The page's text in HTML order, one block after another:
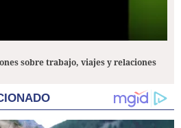
sobre trabajo, viajes y relaciones